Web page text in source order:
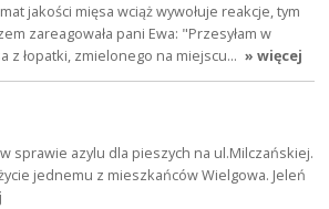
jakości mięsa wciąż wywołuje reakcje, tym
zareagowała pani Ewa: "Przesyłam w
z łopatki, zmielonego na miejscu… » więcej
sprawie azylu dla pieszych na ul.Milczańskiej.
jednemu z mieszkańców Wielgowa. Jeleń